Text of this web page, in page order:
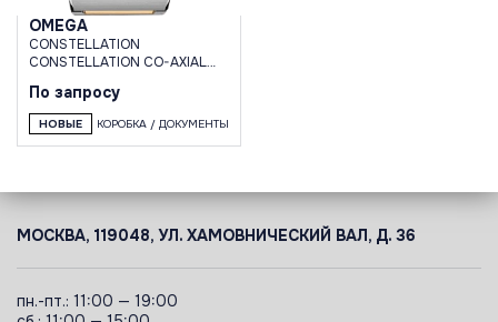
OMEGA
CONSTELLATION
CONSTELLATION CO-AXIAL
MM
По запросу
НОВЫЕ КОРОБКА / ДОКУМЕНТЫ
МОСКВА, 119048, УЛ. ХАМОВНИЧЕСКИЙ ВАЛ, Д. 36
пн.-пт.: 11:00 — 19:00